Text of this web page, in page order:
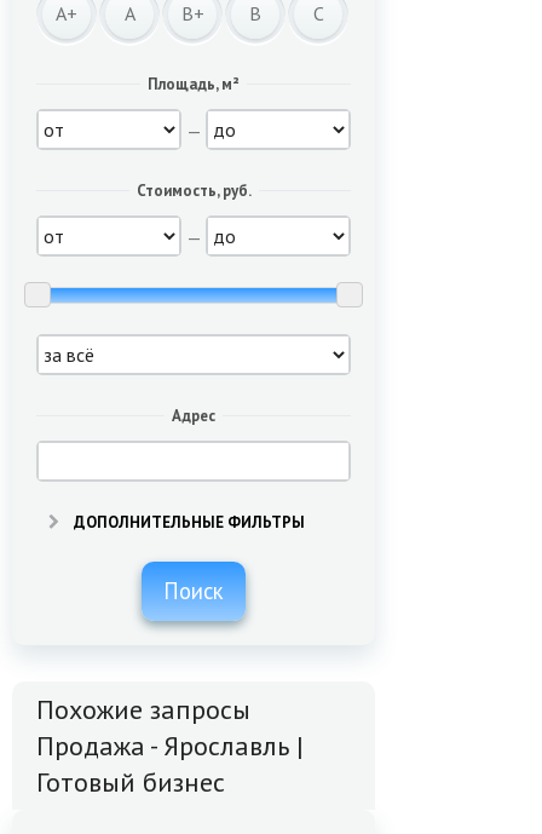
A+ A B+ B C
Площадь, м²
—
Стоимость, руб.
—
Адрес
ДОПОЛНИТЕЛЬНЫЕ ФИЛЬТРЫ
Поиск
Похожие запросы
Продажа - Ярославль |
Готовый бизнес